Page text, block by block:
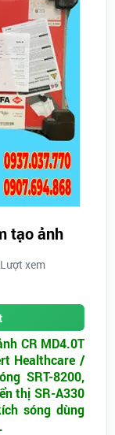
tạo ảnh
xem
CR MD4.0T
Healthcare /
SRT-8200,
thị SR-A330
sóng dùng